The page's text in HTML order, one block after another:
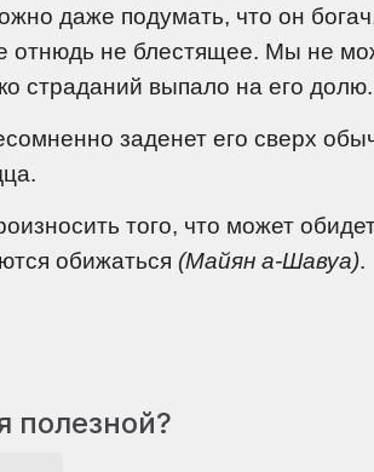
даже подумать, что он
отнюдь не блестящее. Мы не
страданий выпало на его долю.
заденет его сверх
того, что может
обижаться (Майян а-Шавуа).
полезной?